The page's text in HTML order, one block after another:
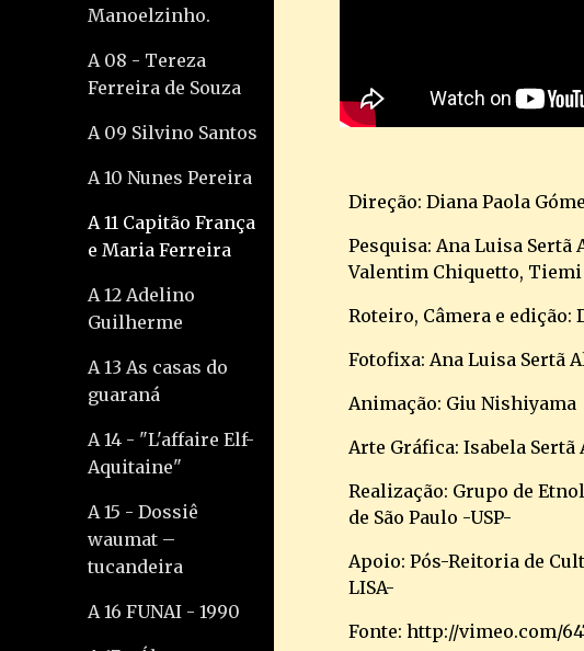
Manoelzinho.
A 08 - Tereza
Ferreira de Souza
A 09 Silvino Santos
A 10 Nunes Pereira
A 11 Capitão França
e Maria Ferreira
A 12 Adelino
Guilherme
A 13 As casas do
guaraná
A 14 - "L'affaire Elf-
Aquitaine"
A 15 - Dossiê
waumat –
tucandeira
A 16 FUNAI - 1990
Direção: Diana Paola
Pesquisa: Ana Luisa
Valentim Chiquetto,
Roteiro, Câmera e edição:
Fotofixa: Ana Luisa Sertã
Animação: Giu Nishiyama
Arte Gráfica: Isabela Sertã
Realização: Grupo de
de São Paulo -USP-
Apoio: Pós-Reitoria de
LISA-
Fonte: http://vimeo.com/